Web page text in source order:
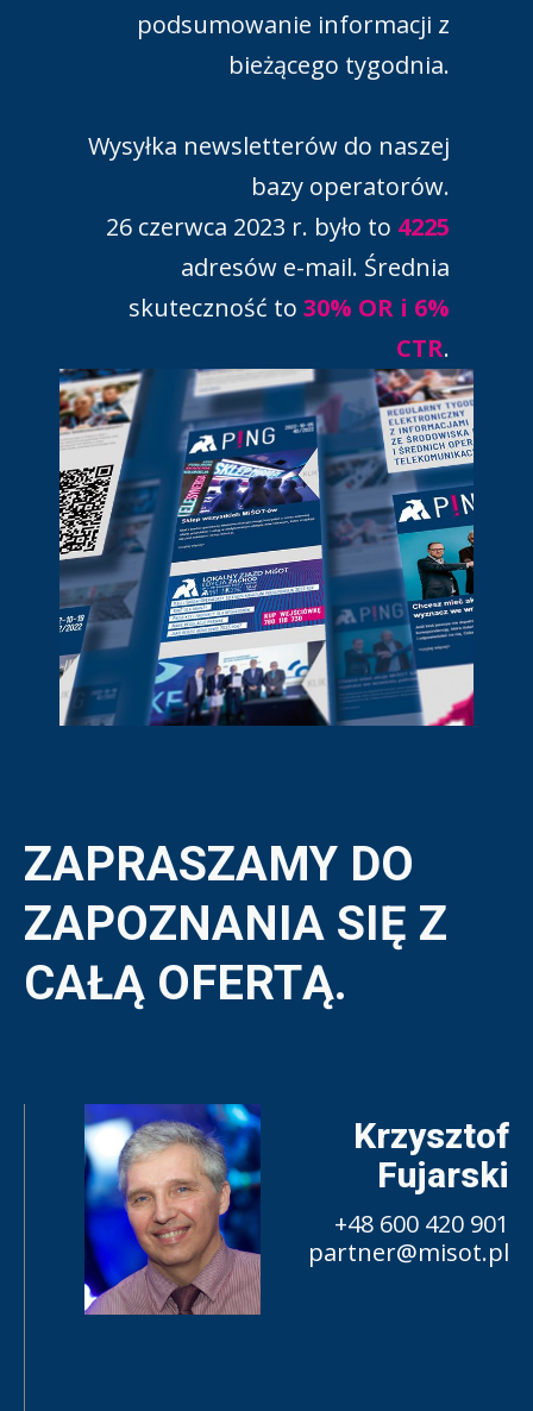
podsumowanie informacji z
bieżącego tygodnia.
Wysyłka newsletterów do naszej
bazy operatorów.
26 czerwca 2023 r. było to 4225
adresów e-mail. Średnia
skuteczność to 30% OR i 6%
CTR.
ZAPRASZAMY DO
ZAPOZNANIA SIĘ Z
CAŁĄ OFERTĄ.
Krzysztof
Fujarski
+48 600 420 901
partner@misot.pl